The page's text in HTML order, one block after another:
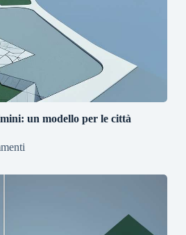
un modello per le città